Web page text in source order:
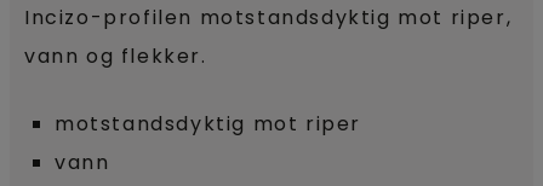
Incizo-profilen motstandsdyktig mot riper,
vann og flekker.
motstandsdyktig mot riper
vann